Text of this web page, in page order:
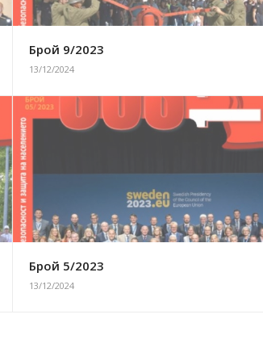
Брой 9/2023
13/12/2024
Брой 5/2023
13/12/2024